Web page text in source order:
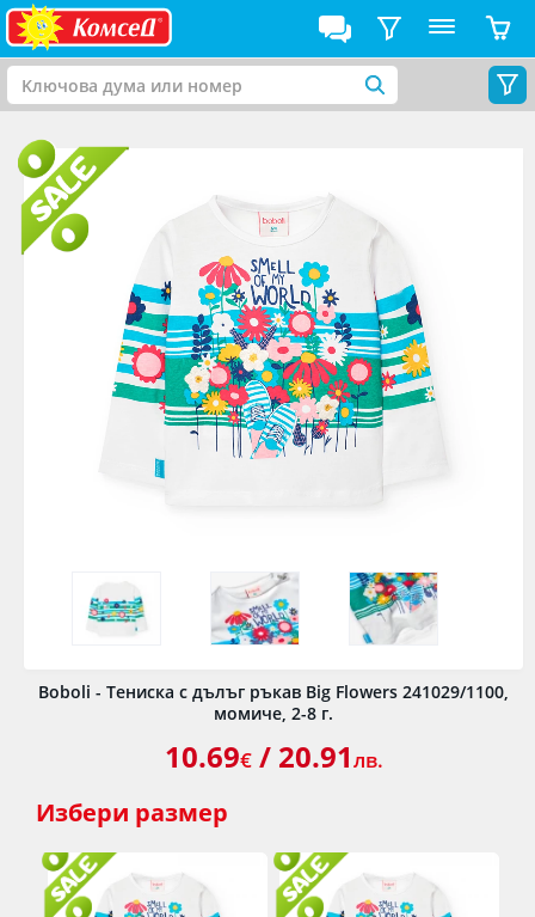
Boboli - Тениска с дълъг ръкав Big Flowers 241029/1100,
момиче, 2-8 г.
10.69€/ 20.91лв.
Избери размер